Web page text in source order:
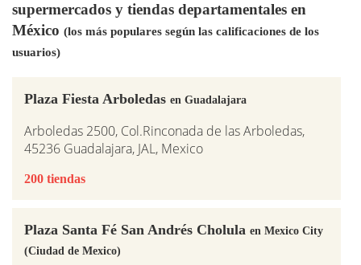
supermercados y tiendas departamentales en
México (los más populares según las calificaciones de los
usuarios)
Plaza Fiesta Arboledas en Guadalajara
Arboledas 2500, Col.Rinconada de las Arboledas,
45236 Guadalajara, JAL, Mexico
200 tiendas
Plaza Santa Fé San Andrés Cholula en Mexico City
(Ciudad de Mexico)